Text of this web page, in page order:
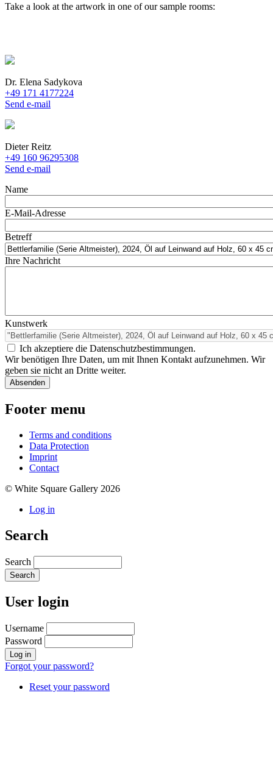
Take a look at the artwork in one of our sample rooms:
Dr. Elena Sadykova
+49 171 4177224
Send e-mail
Dieter Reitz
+49 160 96295308
Send e-mail
Name
E-Mail-Adresse
Betreff
Ihre Nachricht
Kunstwerk
Ich akzeptiere die Datenschutzbestimmungen.
Wir benötigen Ihre Daten, um mit Ihnen Kontakt aufzunehmen. Wir
geben sie nicht an Dritte weiter.
Footer menu
Terms and conditions
Data Protection
Imprint
Contact
© White Square Gallery 2026
Log in
Search
Search
User login
Username
Password
Forgot your password?
Reset your password